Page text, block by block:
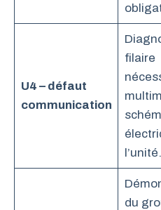
U4 – défaut
communication
filaire
l’unité.
du